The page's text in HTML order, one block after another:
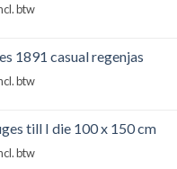
btw
1891 casual regenjas
btw
till I die 100 x 150 cm
btw